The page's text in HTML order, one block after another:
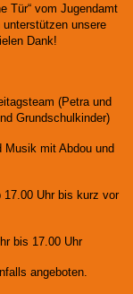
Tür“ vom Jugendamt
unsere
Dank!
(Petra und
Grundschulkinder)
Musik mit Abdou und
17.00 Uhr bis kurz vor
bis 17.00 Uhr
angeboten.